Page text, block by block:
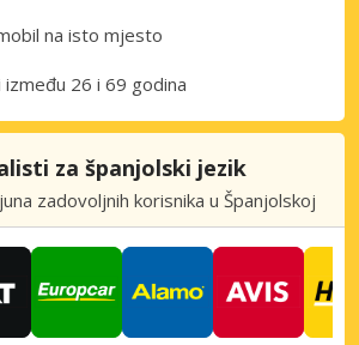
na isto mjesto
između 26 i 69 godina
za španjolski jezik
zadovoljnih korisnika u Španjolskoj